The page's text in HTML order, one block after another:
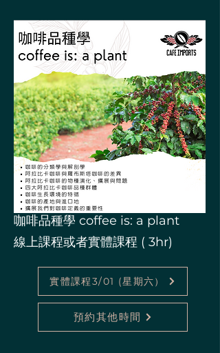
咖啡品種學 coffee is: a plant
線上課程或者實體課程 ( 3hr)
實體課程3/01 (星期六）
預約其他時間